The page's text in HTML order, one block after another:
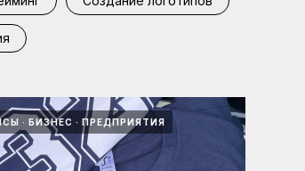
БИЗНЕС ПРЕДПРИЯТИЯ